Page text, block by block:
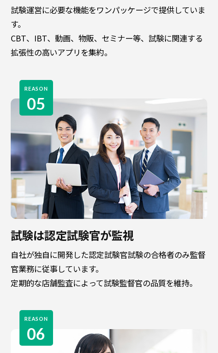
試験運営に必要な機能をワンパッケージで提供していま
す。
CBT、IBT、動画、物販、セミナー等、試験に関連する
拡張性の高いアプリを集約。
REASON
05
試験は認定試験官が監視
自社が独自に開発した認定試験官試験の合格者のみ監督
官業務に従事しています。
定期的な店舗監査によって試験監督官の品質を維持。
REASON
06